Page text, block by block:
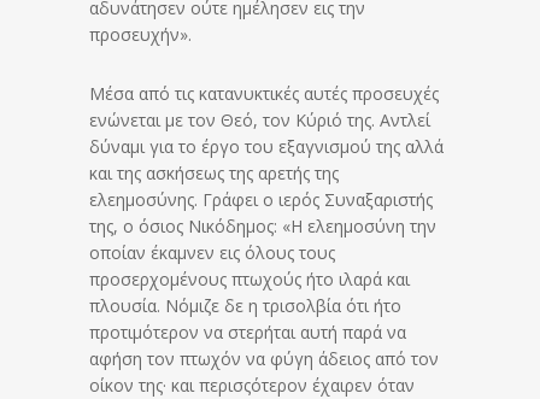
αδυνάτησεν ούτε ημέλησεν εις την
προσευχήν».
Μέσα από τις κατανυκτικές αυτές προσευχές
ενώνεται με τον Θεό, τον Κύριό της. Αντλεί
δύναμι για το έργο του εξαγνισμού της αλλά
και της ασκήσεως της αρετής της
ελεημοσύνης. Γράφει ο ιερός Συναξαριστής
της, ο όσιος Νικόδημος: «Η ελεημοσύνη την
οποίαν έκαμνεν εις όλους τους
προσερχομένους πτωχούς ήτο ιλαρά και
πλουσία. Νόμιζε δε η τρισολβία ότι ήτο
προτιμότερον να στερήται αυτή παρά να
αφήση τον πτωχόν να φύγη άδειος από τον
οίκον της· και περισςότερον έχαιρεν όταν